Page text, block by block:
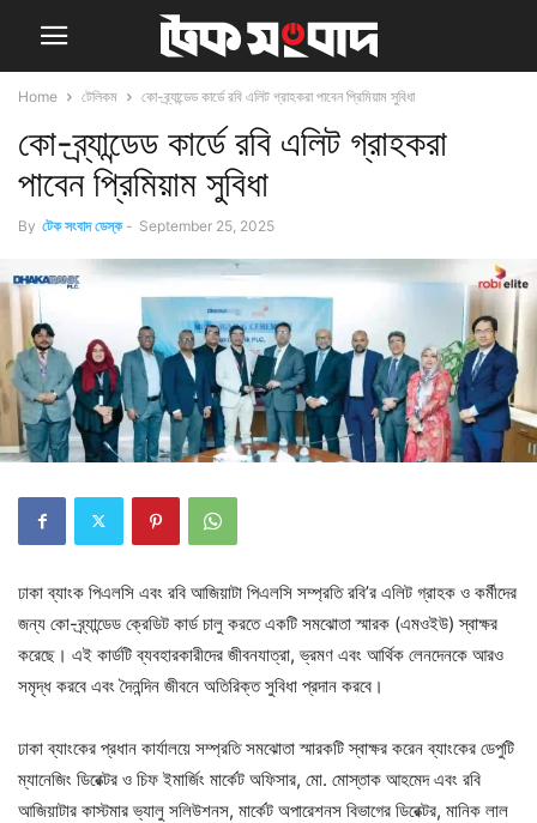
Home টেলিকম কো-ব্র্যান্ডেড কার্ডে রবি এলিট গ্রাহকরা পাবেন প্রিমিয়াম সুবিধা
কো-ব্র্যান্ডেড কার্ডে রবি এলিট গ্রাহকরা
পাবেন প্রিমিয়াম সুবিধা
By টেক সংবাদ ডেস্ক - September 25, 2025
ঢাকা ব্যাংক পিএলসি এবং রবি আজিয়াটা পিএলসি সম্প্রতি রবি’র এলিট গ্রাহক ও কর্মীদের
জন্য কো-ব্র্যান্ডেড ক্রেডিট কার্ড চালু করতে একটি সমঝোতা স্মারক (এমওইউ) স্বাক্ষর
করেছে। এই কার্ডটি ব্যবহারকারীদের জীবনযাত্রা, ভ্রমণ এবং আর্থিক লেনদেনকে আরও
সমৃদ্ধ করবে এবং দৈনন্দিন জীবনে অতিরিক্ত সুবিধা প্রদান করবে।
ঢাকা ব্যাংকের প্রধান কার্যালয়ে সম্প্রতি সমঝোতা স্মারকটি স্বাক্ষর করেন ব্যাংকের ডেপুটি
ম্যানেজিং ডিরেক্টর ও চিফ ইমার্জিং মার্কেট অফিসার, মো. মোস্তাক আহমেদ এবং রবি
আজিয়াটার কাস্টমার ভ্যালু সলিউশনস, মার্কেট অপারেশনস বিভাগের ডিরেক্টর, মানিক লাল